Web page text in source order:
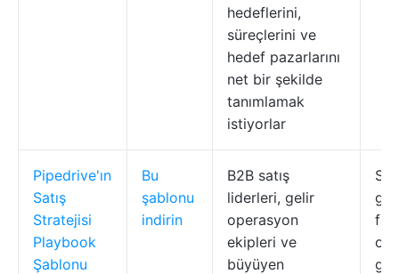
hedeflerini,
süreçlerini ve
hedef pazarlarını
net bir şekilde
tanımlamak
istiyorlar
Pipedrive'ın
Satış
Stratejisi
Playbook
Şablonu
Bu
şablonu
indirin
B2B satış
liderleri, gelir
operasyon
ekipleri ve
büyüyen